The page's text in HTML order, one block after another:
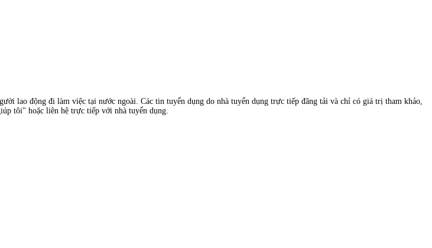
lao động đi làm việc tại nước ngoài. Các tin tuyển dụng do nhà tuyển dụng trực tiếp đăng tải và chỉ có giá trị tham khảo,
tôi" hoặc liên hệ trực tiếp với nhà tuyển dụng.